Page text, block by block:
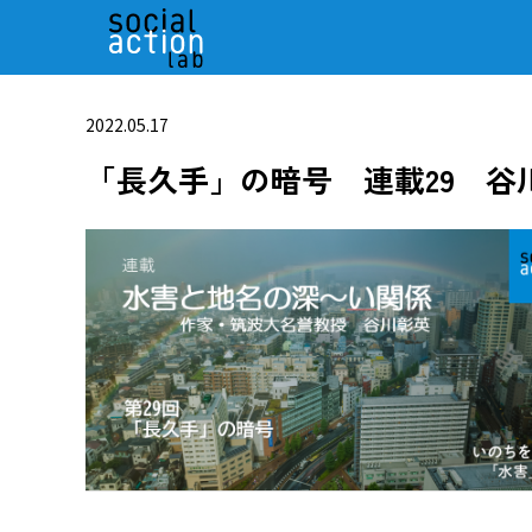
2022.05.17
「長久手」の暗号 連載29 谷